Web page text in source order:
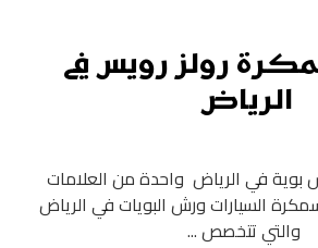
رولز رويس في
الرياض
في الرياض واحدة من العلامات
السيارات ورش البويات في الرياض
والتي تتخصص ...